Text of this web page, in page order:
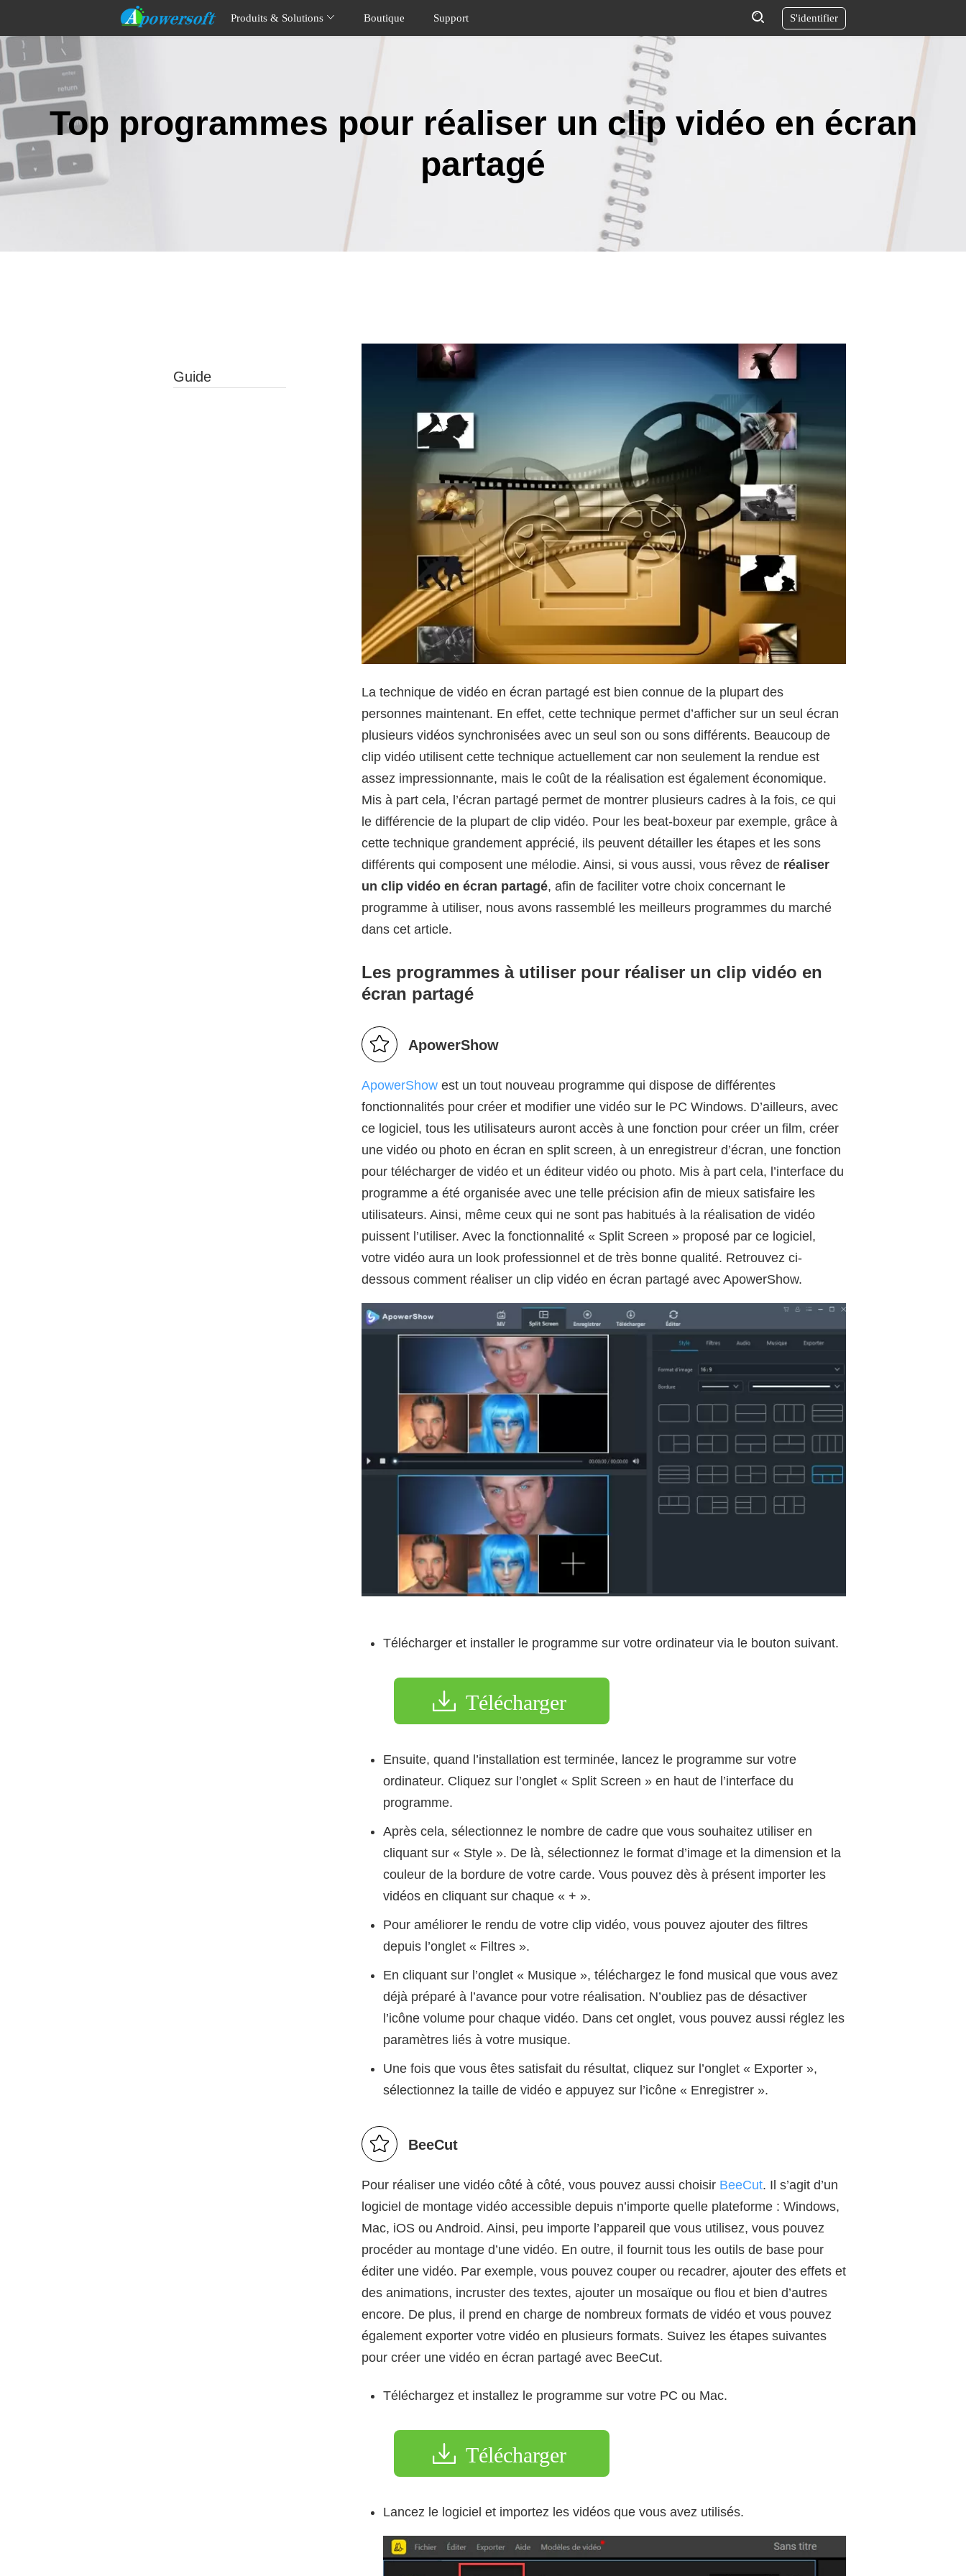
Produits & Solutions Boutique Support S'identifier
Top programmes pour réaliser un clip vidéo en écran
partagé
Guide
La technique de vidéo en écran partagé est bien connue de la plupart des
personnes maintenant. En effet, cette technique permet d’afficher sur un seul écran
plusieurs vidéos synchronisées avec un seul son ou sons différents. Beaucoup de
clip vidéo utilisent cette technique actuellement car non seulement la rendue est
assez impressionnante, mais le coût de la réalisation est également économique.
Mis à part cela, l’écran partagé permet de montrer plusieurs cadres à la fois, ce qui
le différencie de la plupart de clip vidéo. Pour les beat-boxeur par exemple, grâce à
cette technique grandement apprécié, ils peuvent détailler les étapes et les sons
différents qui composent une mélodie. Ainsi, si vous aussi, vous rêvez de réaliser
un clip vidéo en écran partagé, afin de faciliter votre choix concernant le
programme à utiliser, nous avons rassemblé les meilleurs programmes du marché
dans cet article.
Les programmes à utiliser pour réaliser un clip vidéo en
écran partagé
ApowerShow
ApowerShowest un tout nouveau programme qui dispose de différentes
fonctionnalités pour créer et modifier une vidéo sur le PC Windows. D’ailleurs, avec
ce logiciel, tous les utilisateurs auront accès à une fonction pour créer un film, créer
une vidéo ou photo en écran en split screen, à un enregistreur d’écran, une fonction
pour télécharger de vidéo et un éditeur vidéo ou photo. Mis à part cela, l’interface du
programme a été organisée avec une telle précision afin de mieux satisfaire les
utilisateurs. Ainsi, même ceux qui ne sont pas habitués à la réalisation de vidéo
puissent l’utiliser. Avec la fonctionnalité « Split Screen » proposé par ce logiciel,
votre vidéo aura un look professionnel et de très bonne qualité. Retrouvez ci-
dessous comment réaliser un clip vidéo en écran partagé avec ApowerShow.
Télécharger et installer le programme sur votre ordinateur via le bouton suivant.
Télécharger
Ensuite, quand l’installation est terminée, lancez le programme sur votre
ordinateur. Cliquez sur l’onglet « Split Screen » en haut de l’interface du
programme.
Après cela, sélectionnez le nombre de cadre que vous souhaitez utiliser en
cliquant sur « Style ». De là, sélectionnez le format d’image et la dimension et la
couleur de la bordure de votre carde. Vous pouvez dès à présent importer les
vidéos en cliquant sur chaque « + ».
Pour améliorer le rendu de votre clip vidéo, vous pouvez ajouter des filtres
depuis l’onglet « Filtres ».
En cliquant sur l’onglet « Musique », téléchargez le fond musical que vous avez
déjà préparé à l’avance pour votre réalisation. N’oubliez pas de désactiver
l’icône volume pour chaque vidéo. Dans cet onglet, vous pouvez aussi réglez les
paramètres liés à votre musique.
Une fois que vous êtes satisfait du résultat, cliquez sur l’onglet « Exporter »,
sélectionnez la taille de vidéo e appuyez sur l’icône « Enregistrer ».
BeeCut
Pour réaliser une vidéo côté à côté, vous pouvez aussi choisir BeeCut. Il s’agit d’un
logiciel de montage vidéo accessible depuis n’importe quelle plateforme : Windows,
Mac, iOS ou Android. Ainsi, peu importe l’appareil que vous utilisez, vous pouvez
procéder au montage d’une vidéo. En outre, il fournit tous les outils de base pour
éditer une vidéo. Par exemple, vous pouvez couper ou recadrer, ajouter des effets et
des animations, incruster des textes, ajouter un mosaïque ou flou et bien d’autres
encore. De plus, il prend en charge de nombreux formats de vidéo et vous pouvez
également exporter votre vidéo en plusieurs formats. Suivez les étapes suivantes
pour créer une vidéo en écran partagé avec BeeCut.
Téléchargez et installez le programme sur votre PC ou Mac.
Télécharger
Lancez le logiciel et importez les vidéos que vous avez utilisés.